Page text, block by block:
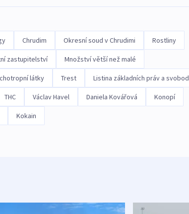
Chrudim Okresní soud v Chrudimi Rostliny
zastupitelství Množství větší než malé
látky Trest Listina základních práv a svobod
THC Václav Havel Daniela Kovářová Konopí
Kokain